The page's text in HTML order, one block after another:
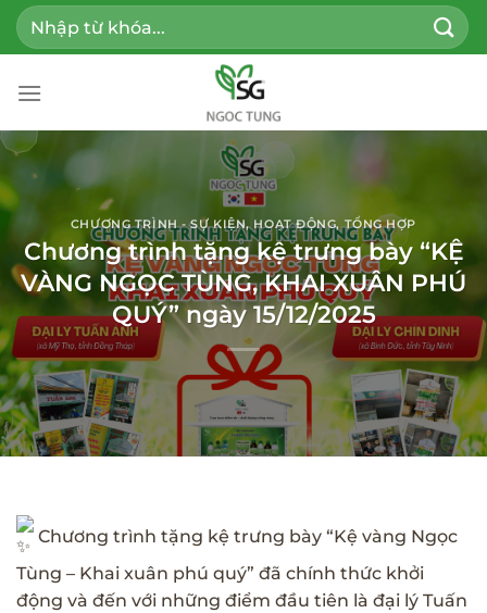
Bỏ
qua
dung
Tìm
kiếm:
CHƯƠNG TRÌNH - SỰ KIỆN, HOẠT ĐỘNG,TỔNG HỢP
Chương trình tặng kệ trưng bày “KỆ
VÀNG NGỌC TÙNG, KHAI XUÂN PHÚ
QUÝ” ngày 15/12/2025
Chương trình tặng kệ trưng bày “Kệ vàng Ngọc
Tùng – Khai xuân phú quý” đã chính thức khởi
động và đến với những điểm đầu tiên là đại lý Tuấn